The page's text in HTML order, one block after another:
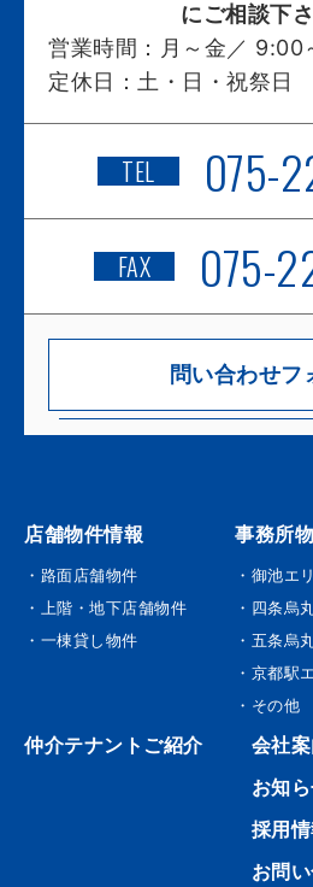
にご相談下さ
営業時間： 月～金／ 9:00
定休日： 土・日・祝祭日
TEL 075-
FAX 075-
問い合わせフ
店舗物件情報
・路面店舗物件
・上階・地下店舗物件
・一棟貸し物件
事務所
・御池エ
・四条烏
・五条烏
・京都駅
・その他
仲介テナントご紹介
会社
お知
採用
お問